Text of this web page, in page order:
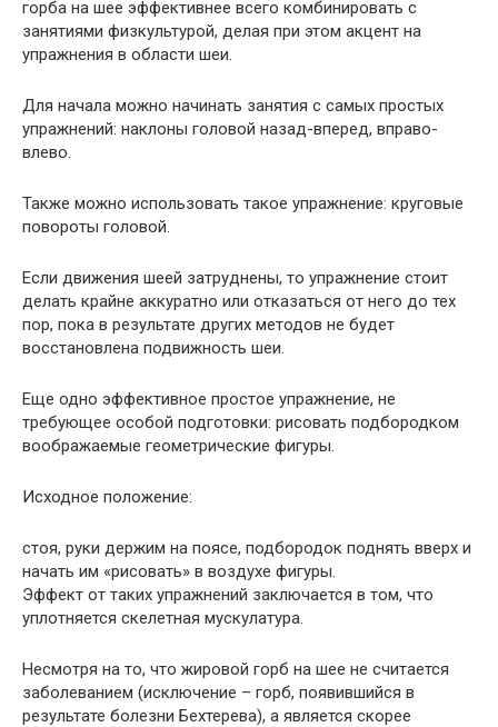
горба на шее эффективнее всего комбинировать с
занятиями физкультурой, делая при этом акцент на
упражнения в области шеи.
Для начала можно начинать занятия с самых простых
упражнений: наклоны головой назад-вперед, вправо-
влево.
Также можно использовать такое упражнение: круговые
повороты головой.
Если движения шеей затруднены, то упражнение стоит
делать крайне аккуратно или отказаться от него до тех
пор, пока в результате других методов не будет
восстановлена подвижность шеи.
Еще одно эффективное простое упражнение, не
требующее особой подготовки: рисовать подбородком
воображаемые геометрические фигуры.
Исходное положение:
стоя, руки держим на поясе, подбородок поднять вверх и
начать им «рисовать» в воздухе фигуры.
Эффект от таких упражнений заключается в том, что
уплотняется скелетная мускулатура.
Несмотря на то, что жировой горб на шее не считается
заболеванием (исключение – горб, появившийся в
результате болезни Бехтерева), а является скорее